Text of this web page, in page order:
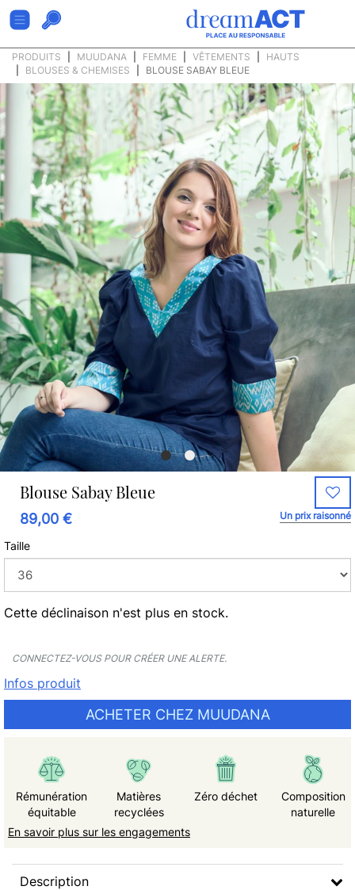
PRODUITS MUUDANA FEMME VÊTEMENTS
HAUTS
BLOUSES & CHEMISES
BLOUSE SABAY BLEUE
Blouse Sabay Bleue
89,00 € Un prix raisonné
Taille
Cette déclinaison n'est plus en stock.
CONNECTEZ-VOUS POUR CRÉER UNE ALERTE.
Infos produit
ACHETER CHEZ MUUDANA
Rémunération
équitable
Matières
recyclées
Zéro déchet
Composition
naturelle
En savoir plus sur les engagements
Description